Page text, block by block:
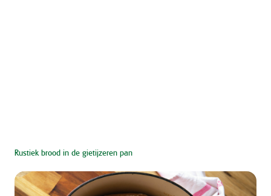
Rustiek brood in de gietijzeren pan